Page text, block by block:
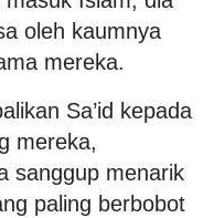
oleh kaumnya
mereka.
Sa’id kepada
mereka,
sanggup menarik
paling berbobot